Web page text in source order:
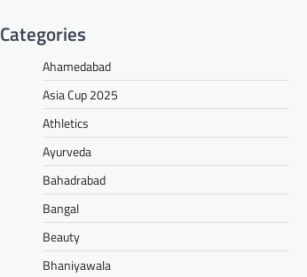
Categories
Ahamedabad
Asia Cup 2025
Athletics
Ayurveda
Bahadrabad
Bangal
Beauty
Bhaniyawala